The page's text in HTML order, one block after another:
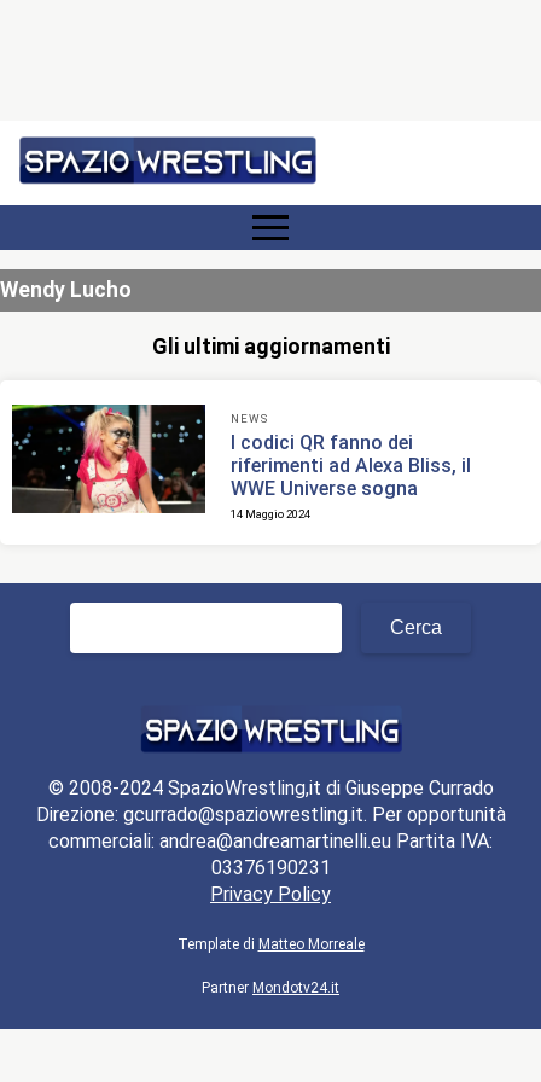
Wendy Lucho
Gli ultimi aggiornamenti
NEWS
I codici QR fanno dei
riferimenti ad Alexa Bliss, il
WWE Universe sogna
14 Maggio 2024
Ricerca
© 2008-2024 SpazioWrestling,it di Giuseppe Currado
Direzione: gcurrado@spaziowrestling.it. Per opportunità
commerciali: andrea@andreamartinelli.eu Partita IVA:
03376190231
Privacy Policy
Template di Matteo Morreale
Partner Mondotv24.it